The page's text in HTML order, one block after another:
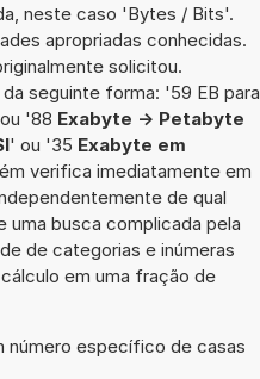
neste caso 'Bytes / Bits'.
apropriadas conhecidas.
solicitou.
seguinte forma: '59 EB para
'88 Exabyte -> Petabyte
' ou '35 Exabyte em
verifica imediatamente em
de qual
uma busca complicada pela
de categorias e inúmeras
em uma fração de
número específico de casas